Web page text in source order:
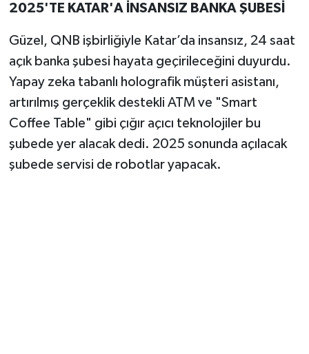
2025'TE KATAR'A İNSANSIZ BANKA ŞUBESİ
Güzel, QNB işbirliğiyle Katar’da insansız, 24 saat
açık banka şubesi hayata geçirileceğini duyurdu.
Yapay zeka tabanlı holografik müşteri asistanı,
artırılmış gerçeklik destekli ATM ve "Smart
Coffee Table" gibi çığır açıcı teknolojiler bu
şubede yer alacak dedi. 2025 sonunda açılacak
şubede servisi de robotlar yapacak.